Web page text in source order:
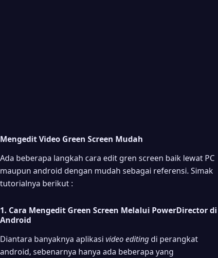
Mengedit Video Green Screen Mudah
Ada beberapa langkah cara edit gren screen baik lewat PC
maupun android dengan mudah sebagai referensi. Simak
tutorialnya berikut :
1. Cara Mengedit Green Screen Melalui PowerDirector di
Android
Diantara banyaknya aplikasi video editingdi perangkat
android, sebenarnya hanya ada beberapa yang